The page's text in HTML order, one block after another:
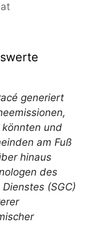
generiert
und
am Fuß
hinaus
des
(SGC)